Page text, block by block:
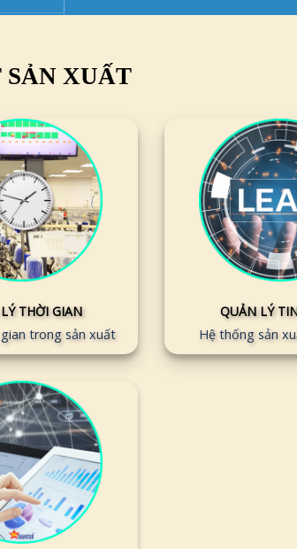
SẢN XUẤT
THỜI GIAN
trong sản xuất
QUẢN LÝ
Hệ thống sản